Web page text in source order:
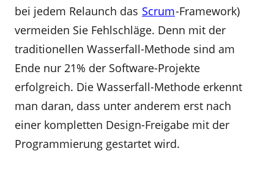
bei jedem Relaunch das Scrum-Framework)
vermeiden Sie Fehlschläge. Denn mit der
traditionellen Wasserfall-Methode sind am
Ende nur 21% der Software-Projekte
erfolgreich. Die Wasserfall-Methode erkennt
man daran, dass unter anderem erst nach
einer kompletten Design-Freigabe mit der
Programmierung gestartet wird.